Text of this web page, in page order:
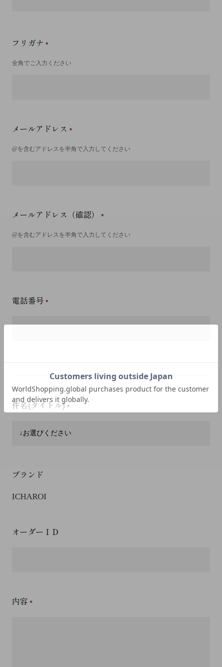
フリガナ
全角でご入力ください
メールアドレス
@を含むアドレスを半角で入力してください
メールアドレス（確認）
@を含むアドレスを半角で入力してください
電話番号
件名(タイトル)
ブランド
ICHAROI
オーダーＩＤ
内容